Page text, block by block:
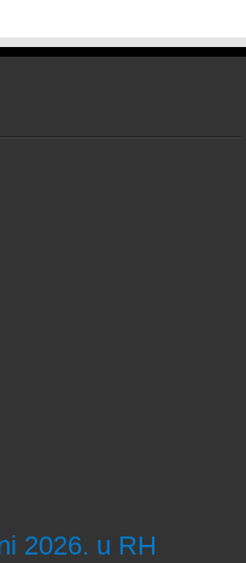
2026. u RH